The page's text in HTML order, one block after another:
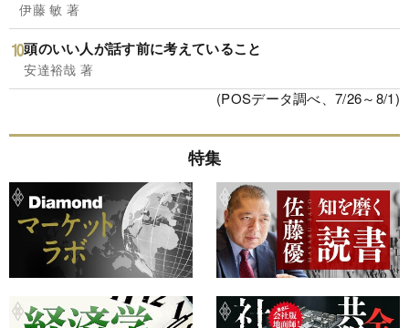
伊藤 敏 著
頭のいい人が話す前に考えていること
安達裕哉 著
(POSデータ調べ、7/26～8/1)
特集